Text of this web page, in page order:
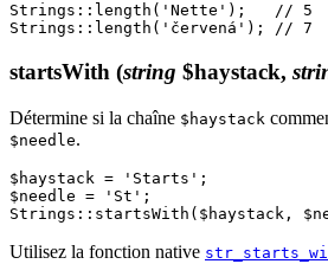
Strings::length('Nette');   // 5
startsWith (string $haystack,
Détermine si la chaîne $haystack
$needle.
$haystack = 'Starts';
$needle = 'St';
Utilisez la fonction native